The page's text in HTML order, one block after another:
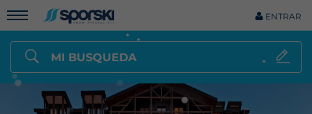
ENTRAR
MI BUSQUEDA